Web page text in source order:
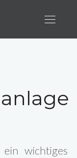
wichtiges